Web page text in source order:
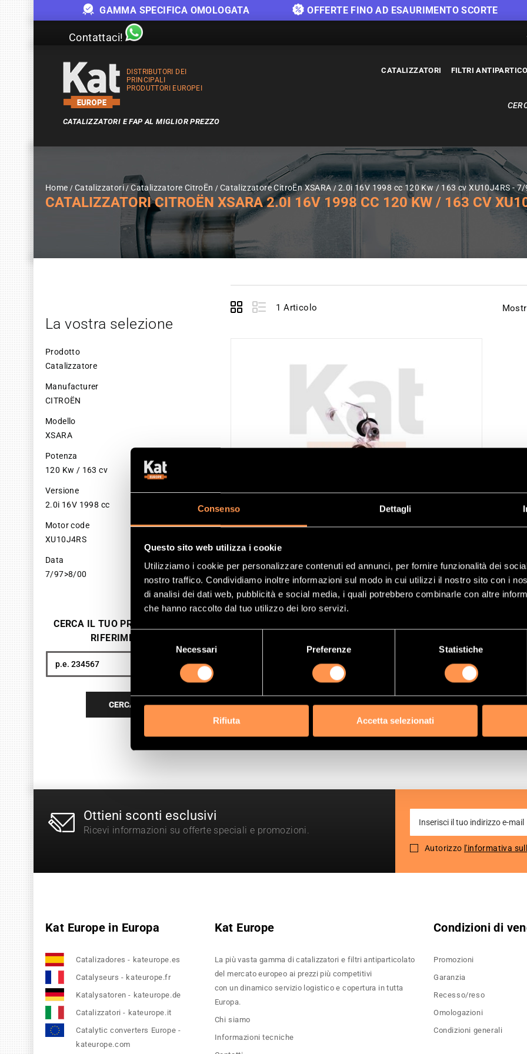
Consenso Dettagli
Questo sito web utilizza i cookie
Utilizziamo i cookie per personalizzare contenuti ed annunci, per fornire funzionalità dei
nostro traffico. Condividiamo inoltre informazioni sul modo in cui utilizzi il nostro sito con i
di analisi dei dati web, pubblicità e social media, i quali potrebbero combinarle con altre
che hanno raccolto dal tuo utilizzo dei loro servizi.
Selezione
del
Necessari Preferenze Statistiche
Rifiuta Accetta selezionati
GAMMA SPECIFICA OMOLOGATA OFFERTE FINO AD ESAURIMENTO SCORTE
Contattaci!
DISTRIBUTORI DEI
PRINCIPALI
PRODUTTORI EUROPEI
CATALIZZATORI E FAP AL MIGLIOR PREZZO
CATALIZZATORI FILTRI
Home Catalizzatori Catalizzatore CitroËn Catalizzatore CitroËn XSARA 2.0i 16V 1998 cc 120 Kw / 163 cv XU10J4RS -
CATALIZZATORI CITROËN XSARA 2.0I 16V 1998 CC 120 KW / 163 CV
View
Grid Elenco
1 Articolo
CATALIZZATORE RIFERIMENTO 21540138
SKU (Riferimento)
199,99 €
Prima:357,13 €
TEMPORANEAMENTE
La vostra selezione
Prodotto
Catalizzatore
Manufacturer
CITROËN
Modello
XSARA
Potenza
120 Kw / 163 cv
Versione
2.0i 16V 1998 cc
Motor code
XU10J4RS
Data
7/97>8/00
CERCA IL TUO PRODOTTO PER
RIFERIMENTO
Cerca
CERCA
Ottieni sconti esclusivi
Ricevi informazioni su offerte speciali e promozioni.
for
Newsletter:
Autorizzo l'informativa
Kat Europe in Europa
Catalizadores - kateurope.es
Catalyseurs - kateurope.fr
Katalysatoren - kateurope.de
Catalizzatori - kateurope.it
Catalytic converters Europe -
kateurope.com
Kat Europe
La più vasta gamma di catalizzatori e filtri antiparticolato
del mercato europeo ai prezzi più competitivi
con un dinamico servizio logistico e copertura in tutta
Europa.
Chi siamo
Informazioni tecniche
Condizioni di
Promozioni
Garanzia
Recesso/reso
Omologazioni
Condizioni generali